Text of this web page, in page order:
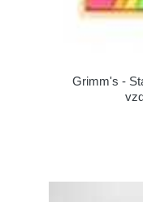
Grimm's -